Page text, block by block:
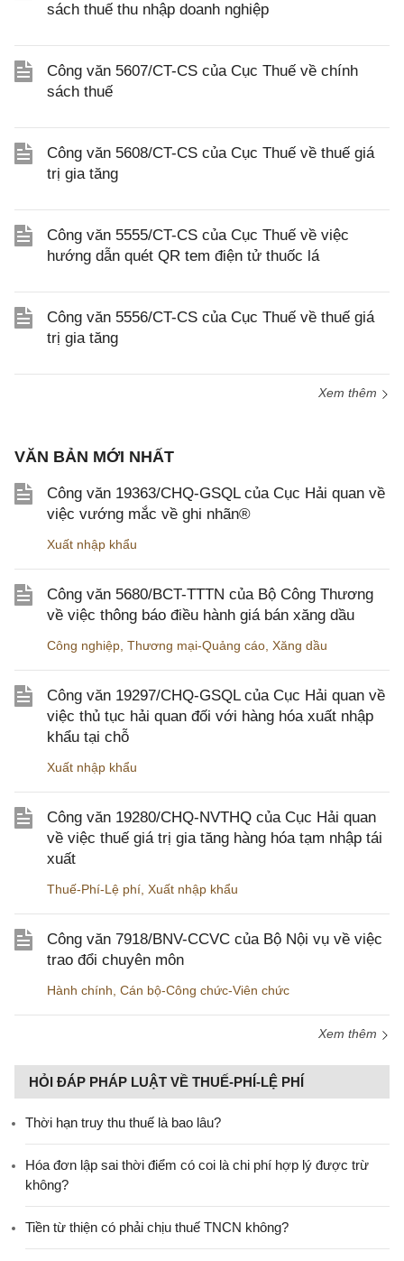
sách thuế thu nhập doanh nghiệp
Công văn 5607/CT-CS của Cục Thuế về chính
sách thuế
Công văn 5608/CT-CS của Cục Thuế về thuế giá
trị gia tăng
Công văn 5555/CT-CS của Cục Thuế về việc
hướng dẫn quét QR tem điện tử thuốc lá
Công văn 5556/CT-CS của Cục Thuế về thuế giá
trị gia tăng
Xem thêm
VĂN BẢN MỚI NHẤT
Công văn 19363/CHQ-GSQL của Cục Hải quan về
việc vướng mắc về ghi nhãn®
Xuất nhập khẩu
Công văn 5680/BCT-TTTN của Bộ Công Thương
về việc thông báo điều hành giá bán xăng dầu
Công nghiệp, Thương mại-Quảng cáo, Xăng dầu
Công văn 19297/CHQ-GSQL của Cục Hải quan về
việc thủ tục hải quan đối với hàng hóa xuất nhập
khẩu tại chỗ
Xuất nhập khẩu
Công văn 19280/CHQ-NVTHQ của Cục Hải quan
về việc thuế giá trị gia tăng hàng hóa tạm nhập tái
xuất
Thuế-Phí-Lệ phí, Xuất nhập khẩu
Công văn 7918/BNV-CCVC của Bộ Nội vụ về việc
trao đổi chuyên môn
Hành chính, Cán bộ-Công chức-Viên chức
Xem thêm
HỎI ĐÁP PHÁP LUẬT VỀ THUẾ-PHÍ-LỆ PHÍ
Thời hạn truy thu thuế là bao lâu?
Hóa đơn lập sai thời điểm có coi là chi phí hợp lý được trừ
không?
Tiền từ thiện có phải chịu thuế TNCN không?